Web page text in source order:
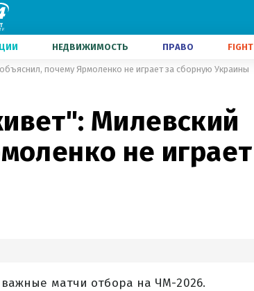
НЕДВИЖИМОСТЬ ПРАВО FIGHT
почему Ярмоленко не играет за сборную Украины
Милевский
не играет
матчи отбора на ЧМ-2026.